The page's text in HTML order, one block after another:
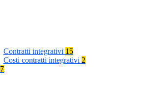
Contratti integrativi 15
Costi contratti integrativi 2
7